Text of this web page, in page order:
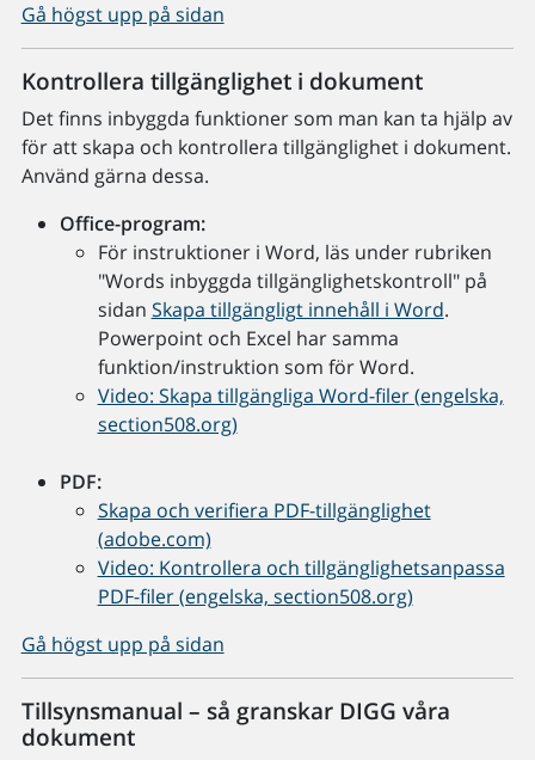
Gå högst upp på sidan
Kontrollera tillgänglighet i dokument
Det finns inbyggda funktioner som man kan ta hjälp av
för att skapa och kontrollera tillgänglighet i dokument.
Använd gärna dessa.
Office-program:
För instruktioner i Word, läs under rubriken
"Words inbyggda tillgänglighetskontroll" på
sidan Skapa tillgängligt innehåll i Word.
Powerpoint och Excel har samma
funktion/instruktion som för Word.
Video: Skapa tillgängliga Word-filer (engelska,
section508.org)
PDF:
Skapa och verifiera PDF-tillgänglighet
(adobe.com)
Video: Kontrollera och tillgänglighetsanpassa
PDF-filer (engelska, section508.org)
Gå högst upp på sidan
Tillsynsmanual – så granskar DIGG våra
dokument